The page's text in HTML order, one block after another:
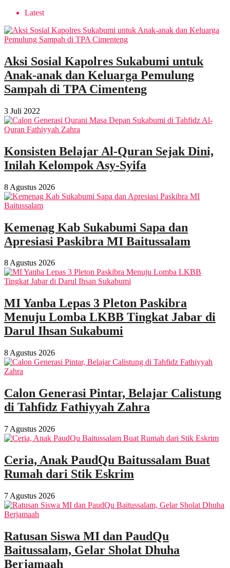
Latest
Aksi Sosial Kapolres Sukabumi untuk
Anak-anak dan Keluarga Pemulung
Sampah di TPA Cimenteng
3 Juli 2022
Konsisten Belajar Al-Quran Sejak Dini,
Inilah Kelompok Asy-Syifa
8 Agustus 2026
Kemenag Kab Sukabumi Sapa dan
Apresiasi Paskibra MI Baitussalam
8 Agustus 2026
MI Yanba Lepas 3 Pleton Paskibra
Menuju Lomba LKBB Tingkat Jabar di
Darul Ihsan Sukabumi
8 Agustus 2026
Calon Generasi Pintar, Belajar Calistung
di Tahfidz Fathiyyah Zahra
7 Agustus 2026
Ceria, Anak PaudQu Baitussalam Buat
Rumah dari Stik Eskrim
7 Agustus 2026
Ratusan Siswa MI dan PaudQu
Baitussalam, Gelar Sholat Dhuha
Berjamaah